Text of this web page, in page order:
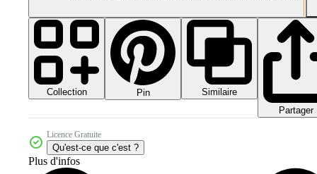
Collection Pin
Similaire
Partager
Licence Gratuite
Qu'est-ce que c'est ?
Plus d'infos